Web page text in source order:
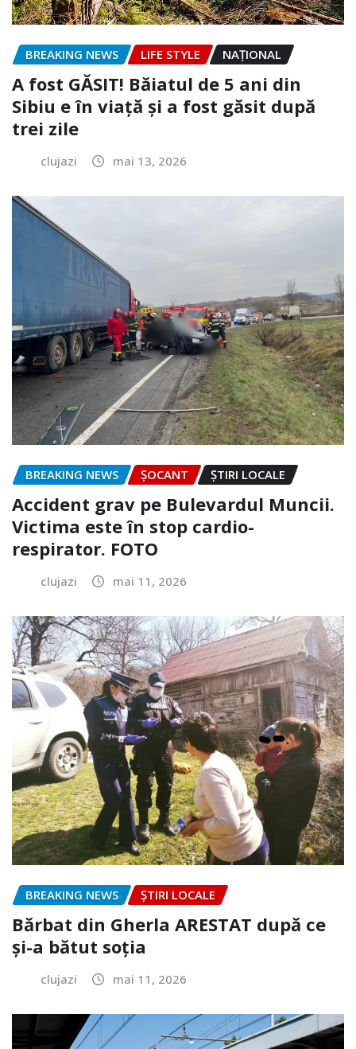
BREAKING NEWS LIFE STYLE NAŢIONAL
A fost GĂSIT! Băiatul de 5 ani din
Sibiu e în viață și a fost găsit după
trei zile
clujazi mai 13, 2026
BREAKING NEWS ȘOCANT ȘTIRI LOCALE
Accident grav pe Bulevardul Muncii.
Victima este în stop cardio-
respirator. FOTO
clujazi mai 11, 2026
BREAKING NEWS ȘTIRI LOCALE
Bărbat din Gherla ARESTAT după ce
și-a bătut soția
clujazi mai 11, 2026